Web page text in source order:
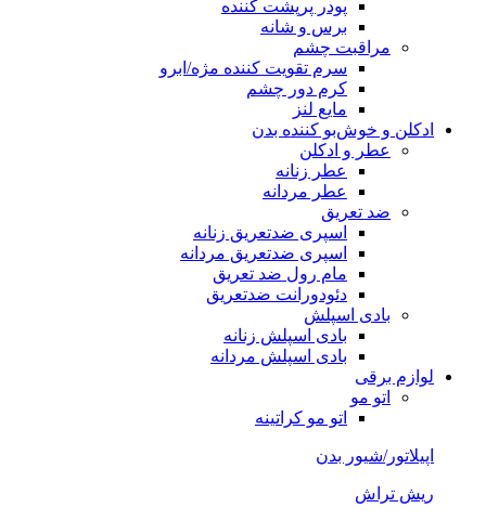
پودر پرپشت کننده
برس و شانه
مراقبت چشم
سرم تقویت کننده مژه/ابرو
کرم دور چشم
مایع لنز
ادکلن و خوش‌بو کننده بدن
عطر و ادکلن
عطر زنانه
عطر مردانه
ضد تعریق
اسپری ضدتعریق زنانه
اسپری ضدتعریق مردانه
مام رول ضد تعریق
دئودورانت ضدتعریق
بادی اسپلش
بادی اسپلش زنانه
بادی اسپلش مردانه
لوازم برقی
اتو مو
اتو مو کراتینه
اپیلاتور/شیور بدن
ریش تراش